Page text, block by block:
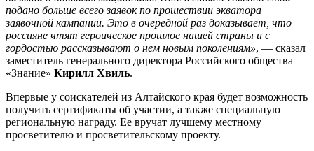
подано больше всего заявок по прошествии экватора
заявочной кампании. Это в очередной раз доказывает, что
россияне чтят героическое прошлое нашей страны и с
гордостью рассказывают о нем новым поколениям», — сказал
заместитель генерального директора Российского общества
«Знание» Кирилл Хвиль.
Впервые у соискателей из Алтайского края будет возможность
получить сертификаты об участии, а также специальную
региональную награду. Ее вручат лучшему местному
просветителю и просветительскому проекту.